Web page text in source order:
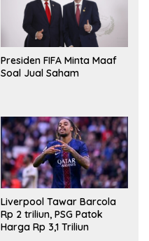
Presiden FIFA Minta Maaf
Soal Jual Saham
Liverpool Tawar Barcola
Rp 2 triliun, PSG Patok
Harga Rp 3,1 Triliun